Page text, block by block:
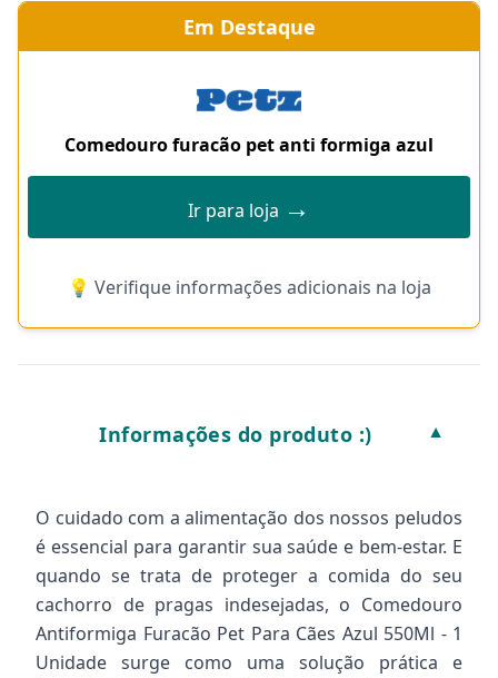
Em Destaque
Comedouro furacão pet anti formiga azul
Ir para loja →
💡 Verifique informações adicionais na loja
Informações do produto :) ▼
O cuidado com a alimentação dos nossos peludos
é essencial para garantir sua saúde e bem-estar. E
quando se trata de proteger a comida do seu
cachorro de pragas indesejadas, o Comedouro
Antiformiga Furacão Pet Para Cães Azul 550Ml - 1
Unidade surge como uma solução prática e